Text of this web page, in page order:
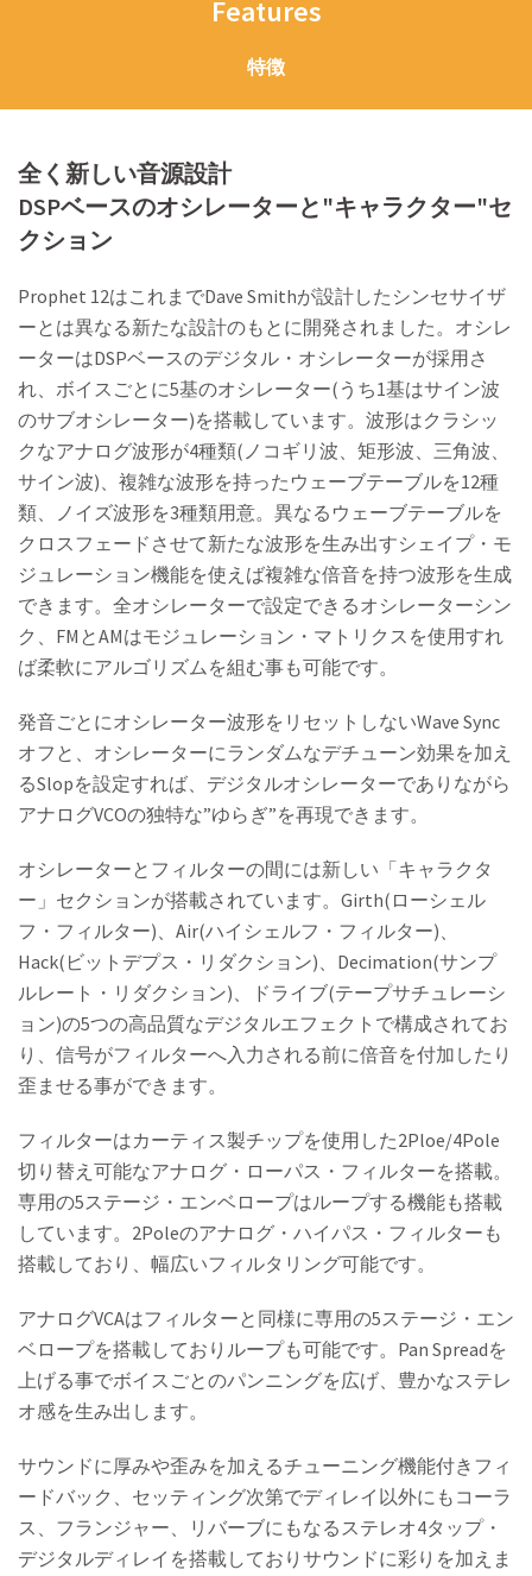
Features
特徴
全く新しい音源設計
DSPベースのオシレーターと"キャラクター"セ
クション
Prophet 12はこれまでDave Smithが設計したシンセサイザ
ーとは異なる新たな設計のもとに開発されました。オシレ
ーターはDSPベースのデジタル・オシレーターが採用さ
れ、ボイスごとに5基のオシレーター(うち1基はサイン波
のサブオシレーター)を搭載しています。波形はクラシッ
クなアナログ波形が4種類(ノコギリ波、矩形波、三角波、
サイン波)、複雑な波形を持ったウェーブテーブルを12種
類、ノイズ波形を3種類用意。異なるウェーブテーブルを
クロスフェードさせて新たな波形を生み出すシェイプ・モ
ジュレーション機能を使えば複雑な倍音を持つ波形を生成
できます。全オシレーターで設定できるオシレーターシン
ク、FMとAMはモジュレーション・マトリクスを使用すれ
ば柔軟にアルゴリズムを組む事も可能です。
発音ごとにオシレーター波形をリセットしないWave Sync
オフと、オシレーターにランダムなデチューン効果を加え
るSlopを設定すれば、デジタルオシレーターでありながら
アナログVCOの独特な”ゆらぎ”を再現できます。
オシレーターとフィルターの間には新しい「キャラクタ
ー」セクションが搭載されています。Girth(ローシェル
フ・フィルター)、Air(ハイシェルフ・フィルター)、
Hack(ビットデプス・リダクション)、Decimation(サンプ
ルレート・リダクション)、ドライブ(テープサチュレーシ
ョン)の5つの高品質なデジタルエフェクトで構成されてお
り、信号がフィルターへ入力される前に倍音を付加したり
歪ませる事ができます。
フィルターはカーティス製チップを使用した2Ploe/4Pole
切り替え可能なアナログ・ローパス・フィルターを搭載。
専用の5ステージ・エンベロープはループする機能も搭載
しています。2Poleのアナログ・ハイパス・フィルターも
搭載しており、幅広いフィルタリング可能です。
アナログVCAはフィルターと同様に専用の5ステージ・エン
ベロープを搭載しておりループも可能です。Pan Spreadを
上げる事でボイスごとのパンニングを広げ、豊かなステレ
オ感を生み出します。
サウンドに厚みや歪みを加えるチューニング機能付きフィ
ードバック、セッティング次第でディレイ以外にもコーラ
ス、フランジャー、リバーブにもなるステレオ4タップ・
デジタルディレイを搭載しておりサウンドに彩りを加えま